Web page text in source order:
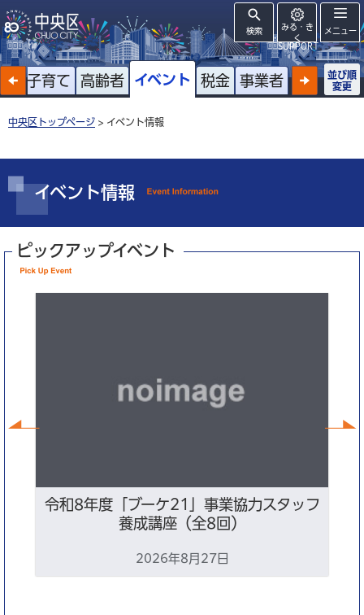
検索
みる・き
く
SUPPORT
メニュー
子育て 高齢者 イベント 税金 事業者
並び順
変更
中央区トップページ > イベント情報
イベント情報
ピックアップイベント
令和8年度「ブーケ21」事業協力スタッフ
養成講座（全8回）
2026年8月27日